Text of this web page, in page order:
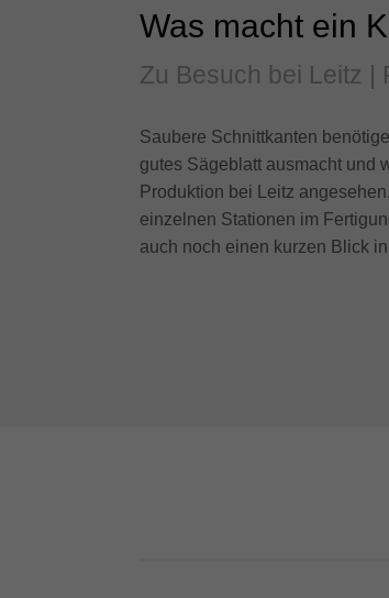
Was macht ein
Zu Besuch bei Leitz |
Saubere Schnittkanten
gutes Sägeblatt ausmacht und
Produktion bei Leitz
einzelnen Stationen im
auch noch einen kurzen Blick